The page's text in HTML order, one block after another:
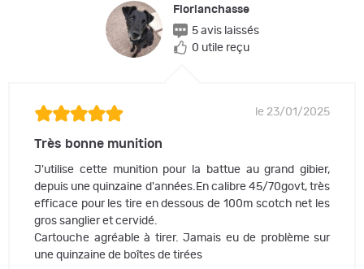
Florianchasse
5 avis laissés
0 utile reçu
le 23/01/2025
Très bonne munition
J'utilise cette munition pour la battue au grand gibier,
depuis une quinzaine d'années.En calibre 45/70govt, très
efficace pour les tire en dessous de 100m scotch net les
gros sanglier et cervidé.
Cartouche agréable à tirer. Jamais eu de problème sur
une quinzaine de boîtes de tirées